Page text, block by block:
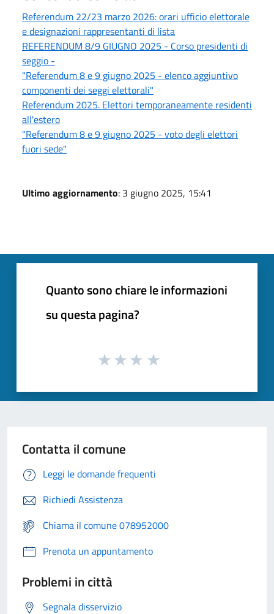
Referendum 22/23 marzo 2026: orari ufficio elettorale
e designazioni rappresentanti di lista
REFERENDUM 8/9 GIUGNO 2025 - Corso presidenti di
seggio -
"Referendum 8 e 9 giugno 2025 - elenco aggiuntivo
componenti dei seggi elettorali"
Referendum 2025. Elettori temporaneamente residenti
all'estero
"Referendum 8 e 9 giugno 2025 - voto degli elettori
fuori sede"
Ultimo aggiornamento: 3 giugno 2025, 15:41
Quanto sono chiare le informazioni
su questa pagina?
Contatta il comune
Leggi le domande frequenti
Richiedi Assistenza
Chiama il comune 078952000
Prenota un appuntamento
Problemi in città
Segnala disservizio